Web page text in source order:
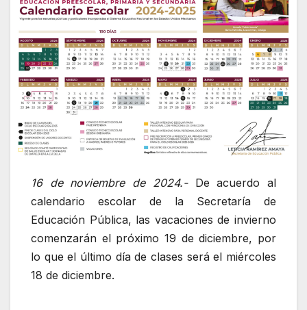
16 de noviembre de 2024.-De acuerdo al
calendario escolar de la Secretaría de
Educación Pública, las vacaciones de invierno
comenzarán el próximo 19 de diciembre, por
lo que el último día de clases será el miércoles
18 de diciembre.